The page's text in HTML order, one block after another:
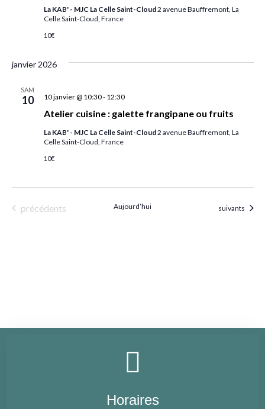
La KAB' - MJC La Celle Saint-Cloud2 avenue Bauffremont, La
Celle Saint-Cloud, France
10€
janvier 2026
SAM
10
Atelier cuisine : galette frangipane ou fruits
10 janvier @ 10:30- 12:30
La KAB' - MJC La Celle Saint-Cloud2 avenue Bauffremont, La
Celle Saint-Cloud, France
10€
Évènements
précédents Aujourd’hui Évènements
suivants
Horaires